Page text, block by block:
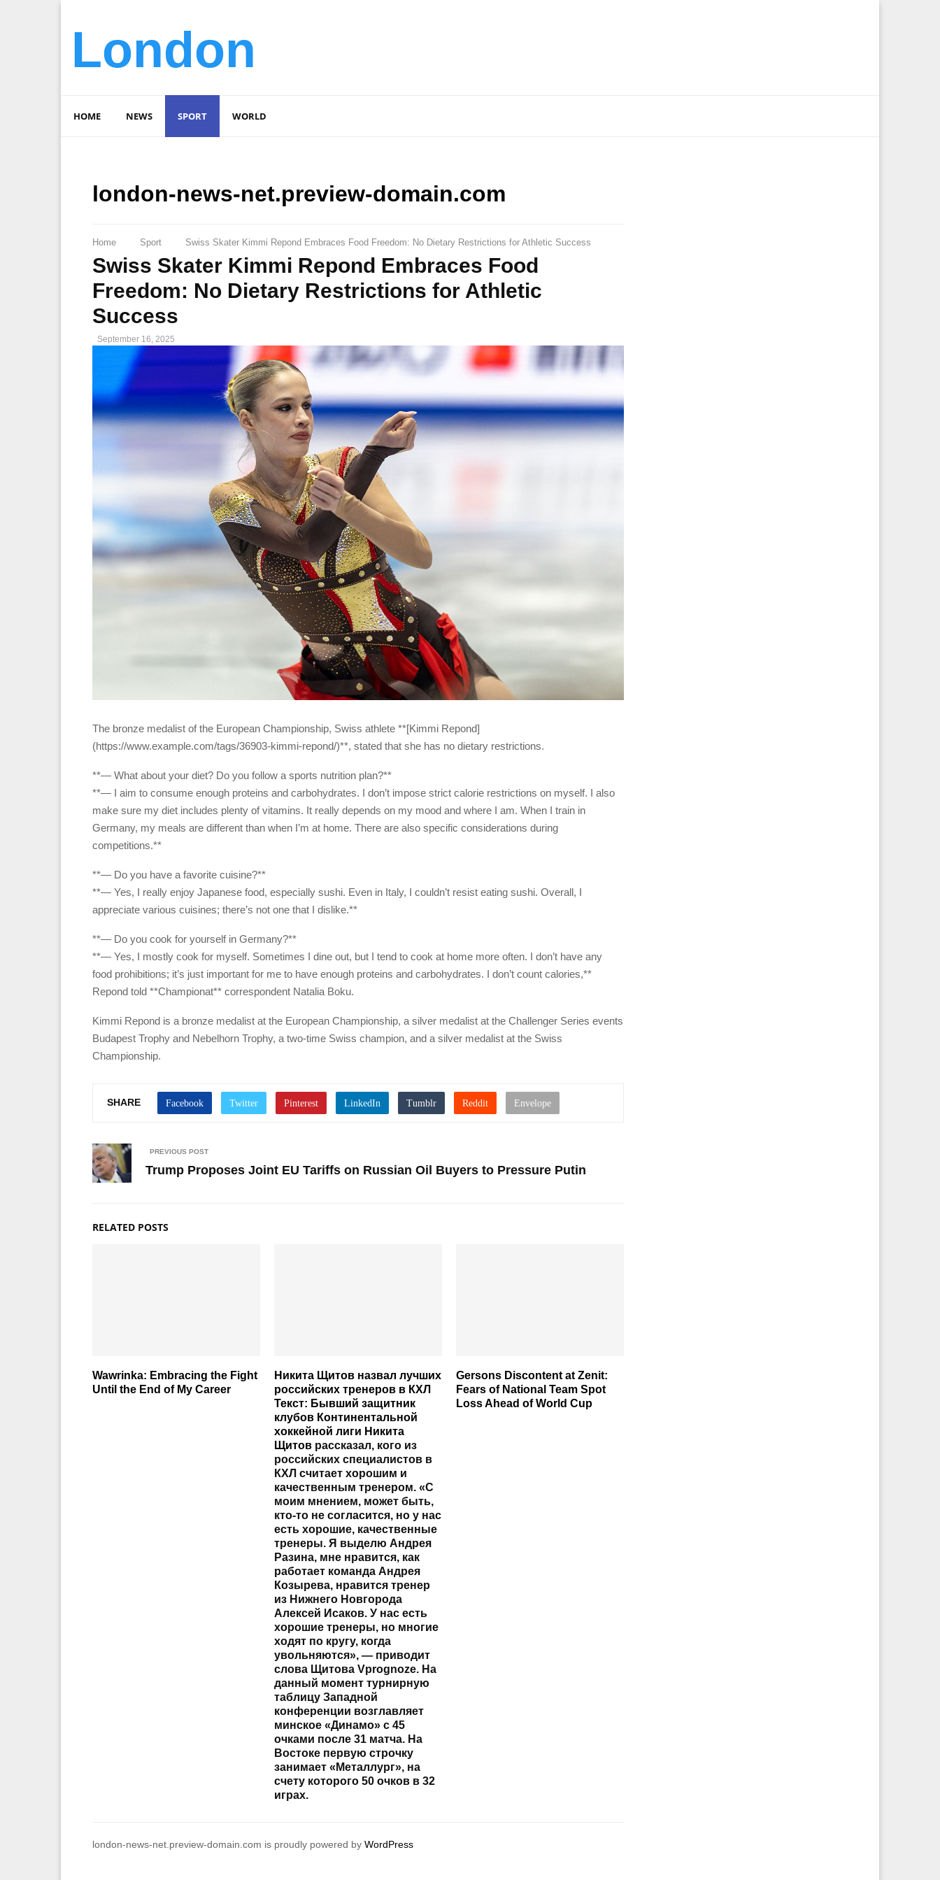
London
HOME NEWS SPORT WORLD
london-news-net.preview-domain.com
Home Sport Swiss Skater Kimmi Repond Embraces Food Freedom: No Dietary Restrictions for Athletic Success
Swiss Skater Kimmi Repond Embraces Food
Freedom: No Dietary Restrictions for Athletic
Success
September 16, 2025
The bronze medalist of the European Championship, Swiss athlete **[Kimmi Repond]
(https://www.example.com/tags/36903-kimmi-repond/)**, stated that she has no dietary restrictions.
**— What about your diet? Do you follow a sports nutrition plan?**
**— I aim to consume enough proteins and carbohydrates. I don’t impose strict calorie restrictions on myself. I also
make sure my diet includes plenty of vitamins. It really depends on my mood and where I am. When I train in
Germany, my meals are different than when I’m at home. There are also specific considerations during
competitions.**
**— Do you have a favorite cuisine?**
**— Yes, I really enjoy Japanese food, especially sushi. Even in Italy, I couldn’t resist eating sushi. Overall, I
appreciate various cuisines; there’s not one that I dislike.**
**— Do you cook for yourself in Germany?**
**— Yes, I mostly cook for myself. Sometimes I dine out, but I tend to cook at home more often. I don’t have any
food prohibitions; it’s just important for me to have enough proteins and carbohydrates. I don’t count calories,**
Repond told **Championat** correspondent Natalia Boku.
Kimmi Repond is a bronze medalist at the European Championship, a silver medalist at the Challenger Series events
Budapest Trophy and Nebelhorn Trophy, a two-time Swiss champion, and a silver medalist at the Swiss
Championship.
SHARE
PREVIOUS POST
Trump Proposes Joint EU Tariffs on Russian Oil Buyers to Pressure Putin
RELATED POSTS
Wawrinka: Embracing the Fight
Until the End of My Career
Никита Щитов назвал лучших
российских тренеров в КХЛ
Текст: Бывший защитник
клубов Континентальной
хоккейной лиги Никита
Щитоврассказал, кого из
российских специалистов в
КХЛ считает хорошим и
качественным тренером. «С
моим мнением, может быть,
кто-то не согласится, но у нас
есть хорошие, качественные
тренеры. Я выделю Андрея
Разина, мне нравится, как
работает команда Андрея
Козырева, нравится тренер
из Нижнего Новгорода
Алексей Исаков. У нас есть
хорошие тренеры, но многие
ходят по кругу, когда
увольняются», — приводит
слова Щитова Vprognoze. На
данный момент турнирную
таблицу Западной
конференции возглавляет
минское «Динамо» с 45
очками после 31 матча. На
Востоке первую строчку
занимает «Металлург», на
счету которого 50 очков в 32
играх.
Gersons Discontent at Zenit:
Fears of National Team Spot
Loss Ahead of World Cup
london-news-net.preview-domain.com is proudly powered by WordPress